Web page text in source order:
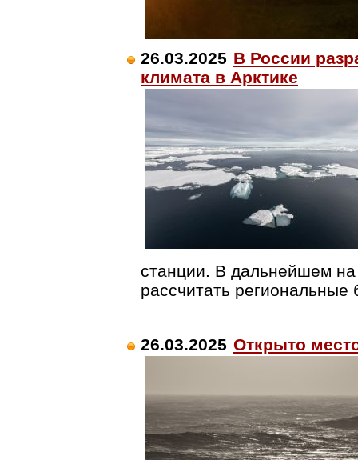
26.03.2025 В России
климата в Арктике
станции. В дальнейшем
рассчитать региональные
26.03.2025 Открыто